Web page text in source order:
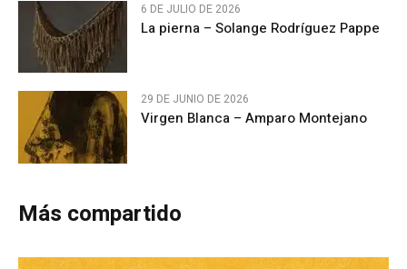
6 DE JULIO DE 2026
La pierna – Solange Rodríguez Pappe
29 DE JUNIO DE 2026
Virgen Blanca – Amparo Montejano
Más compartido